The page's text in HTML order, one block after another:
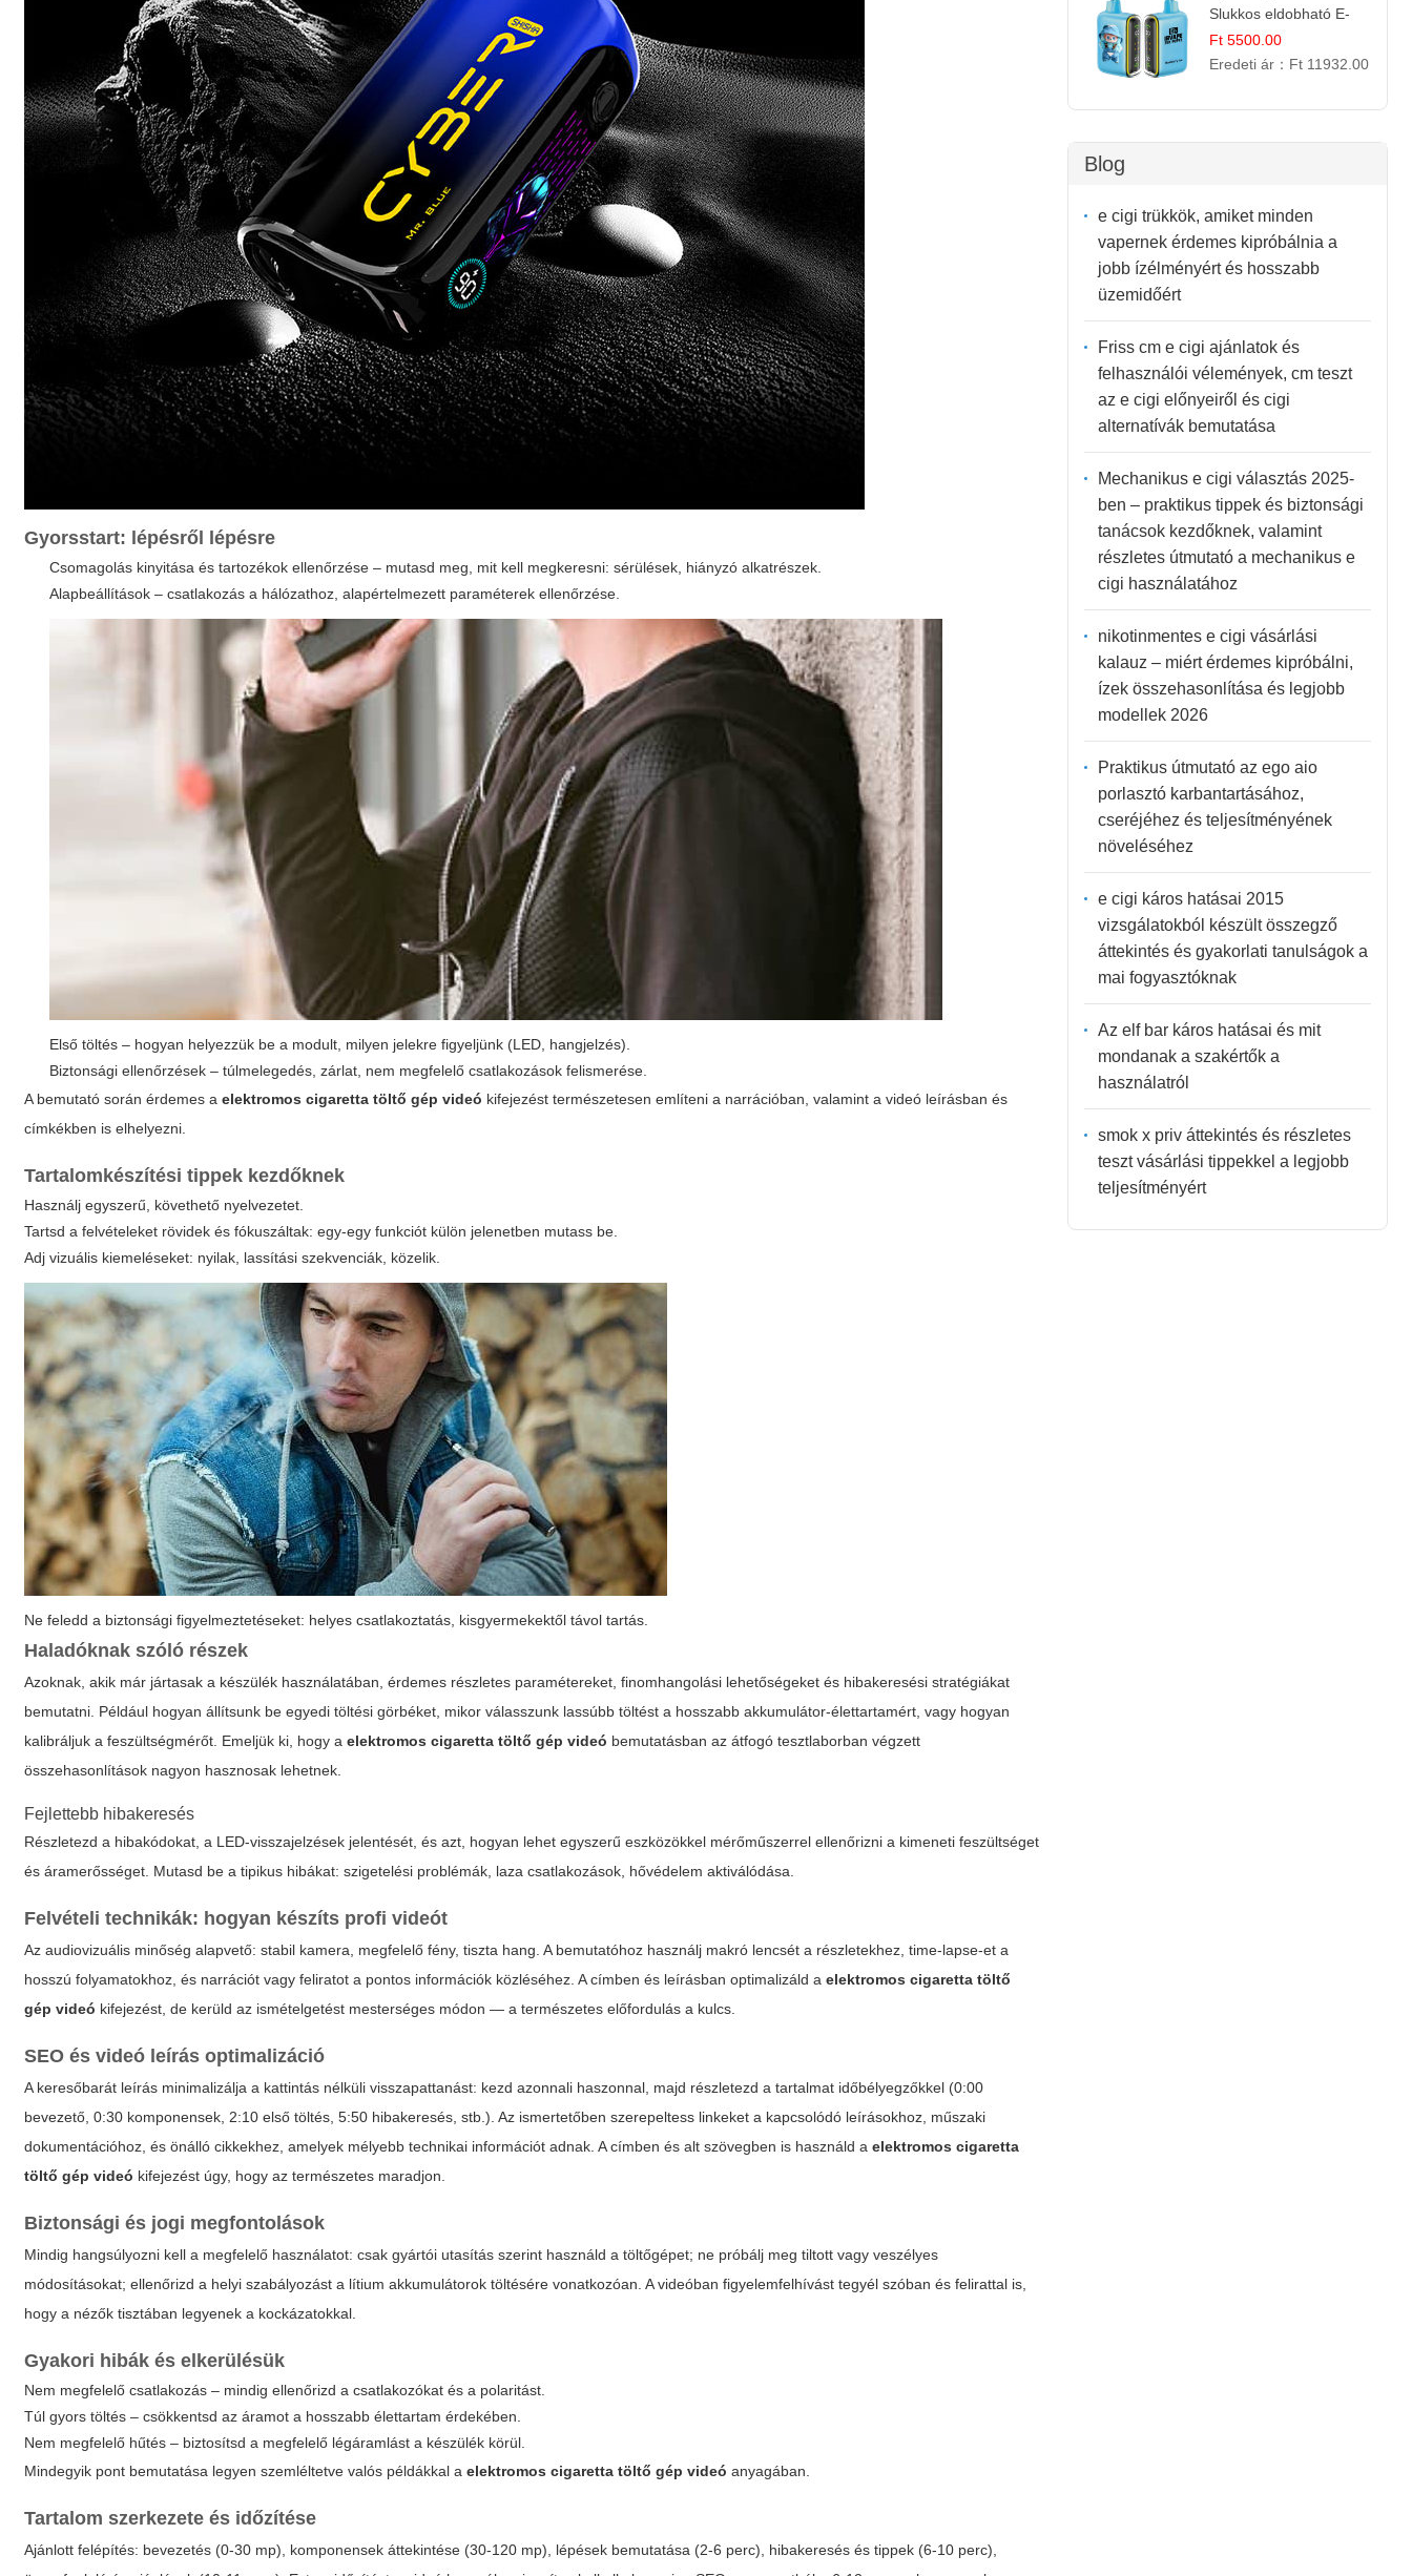
Gyorsstart: lépésről lépésre
Csomagolás kinyitása és tartozékok ellenőrzése – mutasd meg, mit kell megkeresni: sérülések, hiányzó alkatrészek.
Alapbeállítások – csatlakozás a hálózathoz, alapértelmezett paraméterek ellenőrzése.
Első töltés – hogyan helyezzük be a modult, milyen jelekre figyeljünk (LED, hangjelzés).
Biztonsági ellenőrzések – túlmelegedés, zárlat, nem megfelelő csatlakozások felismerése.
A bemutató során érdemes aelektromos cigaretta töltő gép videó kifejezést természetesen említeni a narrációban, valamint a videó leírásban és
címkékben is elhelyezni.
Tartalomkészítési tippek kezdőknek
Használj egyszerű, követhető nyelvezetet.
Tartsd a felvételeket rövidek és fókuszáltak: egy-egy funkciót külön jelenetben mutass be.
Adj vizuális kiemeléseket: nyilak, lassítási szekvenciák, közelik.
Ne feledd a biztonsági figyelmeztetéseket: helyes csatlakoztatás, kisgyermekektől távol tartás.
Haladóknak szóló részek
Azoknak, akik már jártasak a készülék használatában, érdemes részletes paramétereket, finomhangolási lehetőségeket és hibakeresési stratégiákat
bemutatni. Például hogyan állítsunk be egyedi töltési görbéket, mikor válasszunk lassúbb töltést a hosszabb akkumulátor-élettartamért, vagy hogyan
kalibráljuk a feszültségmérőt. Emeljük ki, hogy aelektromos cigaretta töltő gép videó bemutatásban az átfogó tesztlaborban végzett
összehasonlítások nagyon hasznosak lehetnek.
Fejlettebb hibakeresés
Részletezd a hibakódokat, a LED-visszajelzések jelentését, és azt, hogyan lehet egyszerű eszközökkel mérőműszerrel ellenőrizni a kimeneti feszültséget
és áramerősséget. Mutasd be a tipikus hibákat: szigetelési problémák, laza csatlakozások, hővédelem aktiválódása.
Felvételi technikák: hogyan készíts profi videót
Az audiovizuális minőség alapvető: stabil kamera, megfelelő fény, tiszta hang. A bemutatóhoz használj makró lencsét a részletekhez, time-lapse-et a
hosszú folyamatokhoz, és narrációt vagy feliratot a pontos információk közléséhez. A címben és leírásban optimalizáld aelektromos cigaretta töltő
gép videó kifejezést, de kerüld az ismételgetést mesterséges módon — a természetes előfordulás a kulcs.
SEO és videó leírás optimalizáció
A keresőbarát leírás minimalizálja a kattintás nélküli visszapattanást: kezd azonnali haszonnal, majd részletezd a tartalmat időbélyegzőkkel (0:00
bevezető, 0:30 komponensek, 2:10 első töltés, 5:50 hibakeresés, stb.). Az ismertetőben szerepeltess linkeket a kapcsolódó leírásokhoz, műszaki
dokumentációhoz, és önálló cikkekhez, amelyek mélyebb technikai információt adnak. A címben és alt szövegben is használd aelektromos cigaretta
töltő gép videó kifejezést úgy, hogy az természetes maradjon.
Biztonsági és jogi megfontolások
Mindig hangsúlyozni kell a megfelelő használatot: csak gyártói utasítás szerint használd a töltőgépet; ne próbálj meg tiltott vagy veszélyes
módosításokat; ellenőrizd a helyi szabályozást a lítium akkumulátorok töltésére vonatkozóan. A videóban figyelemfelhívást tegyél szóban és felirattal is,
hogy a nézők tisztában legyenek a kockázatokkal.
Gyakori hibák és elkerülésük
Nem megfelelő csatlakozás – mindig ellenőrizd a csatlakozókat és a polaritást.
Túl gyors töltés – csökkentsd az áramot a hosszabb élettartam érdekében.
Nem megfelelő hűtés – biztosítsd a megfelelő légáramlást a készülék körül.
Mindegyik pont bemutatása legyen szemléltetve valós példákkal aelektromos cigaretta töltő gép videó anyagában.
Tartalom szerkezete és időzítése
Ajánlott felépítés: bevezetés (0-30 mp), komponensek áttekintése (30-120 mp), lépések bemutatása (2-6 perc), hibakeresés és tippek (6-10 perc),
Slukkos eldobható E-
cigaretta | Édes
Desszert Íz
Ft 5500.00
Eredeti ár： Ft 11932.00
Blog
e cigi trükkök, amiket minden
vapernek érdemes kipróbálnia a
jobb ízélményért és hosszabb
üzemidőért
Friss cm e cigi ajánlatok és
felhasználói vélemények, cm teszt
az e cigi előnyeiről és cigi
alternatívák bemutatása
Mechanikus e cigi választás 2025-
ben – praktikus tippek és biztonsági
tanácsok kezdőknek, valamint
részletes útmutató a mechanikus e
cigi használatához
nikotinmentes e cigi vásárlási
kalauz – miért érdemes kipróbálni,
ízek összehasonlítása és legjobb
modellek 2026
Praktikus útmutató az ego aio
porlasztó karbantartásához,
cseréjéhez és teljesítményének
növeléséhez
e cigi káros hatásai 2015
vizsgálatokból készült összegző
áttekintés és gyakorlati tanulságok a
mai fogyasztóknak
Az elf bar káros hatásai és mit
mondanak a szakértők a
használatról
smok x priv áttekintés és részletes
teszt vásárlási tippekkel a legjobb
teljesítményért